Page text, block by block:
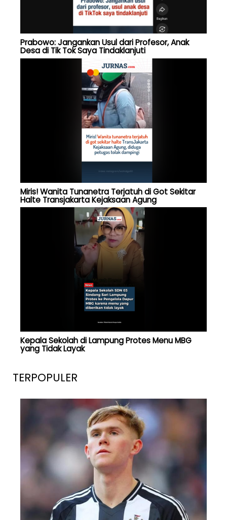
Prabowo: Jangankan Usul dari Profesor, Anak
Desa di Tik Tok Saya Tindaklanjuti
Miris! Wanita Tunanetra Terjatuh di Got Sekitar
Halte Transjakarta Kejaksaan Agung
Kepala Sekolah di Lampung Protes Menu MBG
yang Tidak Layak
TERPOPULER